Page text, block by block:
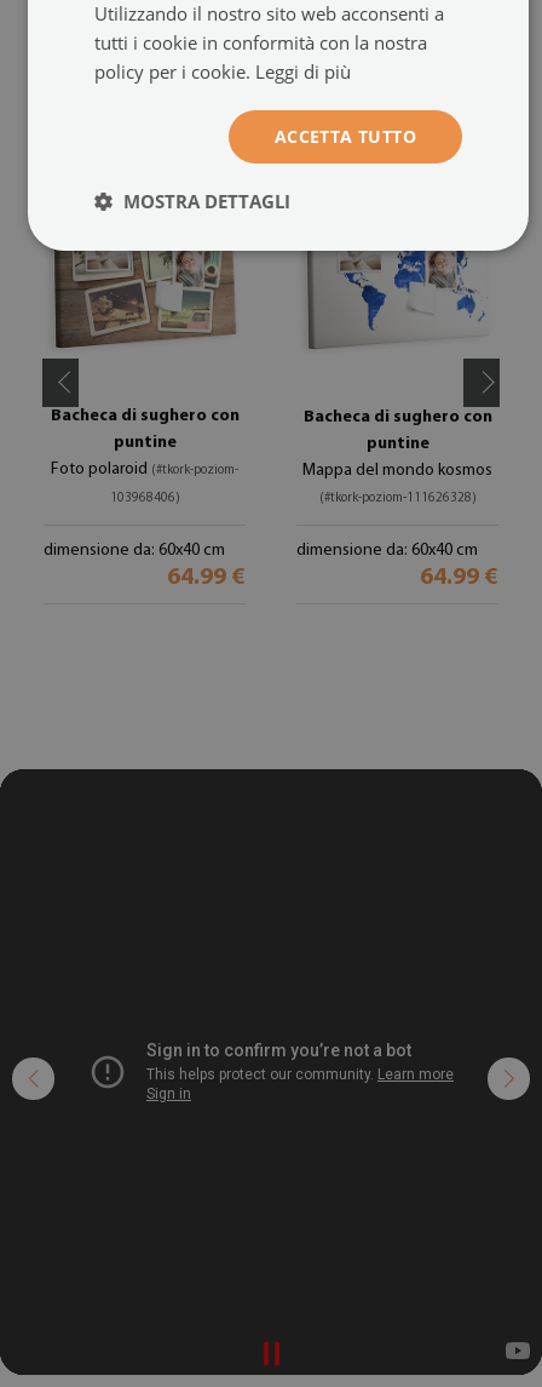
Bacheca di sughero con
puntine
Foto polaroid (#tkork-poziom-
103968406)
dimensione da: 60x40 cm
64.99 €
Bacheca di sughero con
puntine
Mappa del mondo kosmos
(#tkork-poziom-111626328)
dimensione da: 60x40 cm
64.99 €
Utilizzando il nostro sito web acconsenti a
tutti i cookie in conformità con la nostra
policy per i cookie. Leggi di più
ACCETTA TUTTO
MOSTRA DETTAGLI